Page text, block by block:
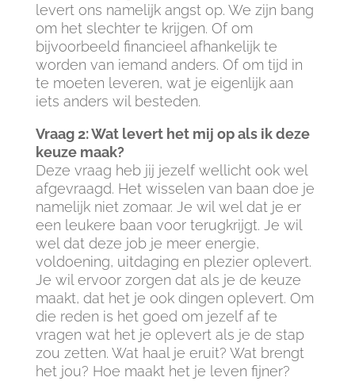
levert ons namelijk angst op. We zijn bang
om het slechter te krijgen. Of om
bijvoorbeeld financieel afhankelijk te
worden van iemand anders. Of om tijd in
te moeten leveren, wat je eigenlijk aan
iets anders wil besteden.
Vraag 2: Wat levert het mij op als ik deze
keuze maak?
Deze vraag heb jij jezelf wellicht ook wel
afgevraagd. Het wisselen van baan doe je
namelijk niet zomaar. Je wil wel dat je er
een leukere baan voor terugkrijgt. Je wil
wel dat deze job je meer energie,
voldoening, uitdaging en plezier oplevert.
Je wil ervoor zorgen dat als je de keuze
maakt, dat het je ook dingen oplevert. Om
die reden is het goed om jezelf af te
vragen wat het je oplevert als je de stap
zou zetten. Wat haal je eruit? Wat brengt
het jou? Hoe maakt het je leven fijner?